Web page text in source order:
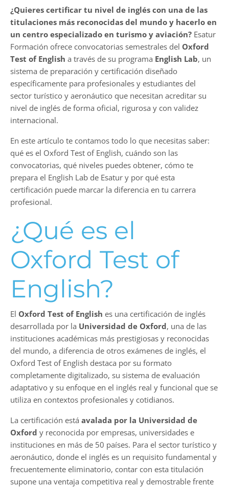
¿Quieres certificar tu nivel de inglés con una de las
titulaciones más reconocidas del mundo y hacerlo en
un centro especializado en turismo y aviación? Esatur
Formación ofrece convocatorias semestrales del Oxford
Test of English a través de su programa English Lab, un
sistema de preparación y certificación diseñado
específicamente para profesionales y estudiantes del
sector turístico y aeronáutico que necesitan acreditar su
nivel de inglés de forma oficial, rigurosa y con validez
internacional.
En este artículo te contamos todo lo que necesitas saber:
qué es el Oxford Test of English, cuándo son las
convocatorias, qué niveles puedes obtener, cómo te
prepara el English Lab de Esatur y por qué esta
certificación puede marcar la diferencia en tu carrera
profesional.
¿Qué es el
Oxford Test of
English?
El Oxford Test of English es una certificación de inglés
desarrollada por la Universidad de Oxford, una de las
instituciones académicas más prestigiosas y reconocidas
del mundo, a diferencia de otros exámenes de inglés, el
Oxford Test of English destaca por su formato
completamente digitalizado, su sistema de evaluación
adaptativo y su enfoque en el inglés real y funcional que se
utiliza en contextos profesionales y cotidianos.
La certificación está avalada por la Universidad de
Oxford y reconocida por empresas, universidades e
instituciones en más de 50 países. Para el sector turístico y
aeronáutico, donde el inglés es un requisito fundamental y
frecuentemente eliminatorio, contar con esta titulación
supone una ventaja competitiva real y demostrable frente